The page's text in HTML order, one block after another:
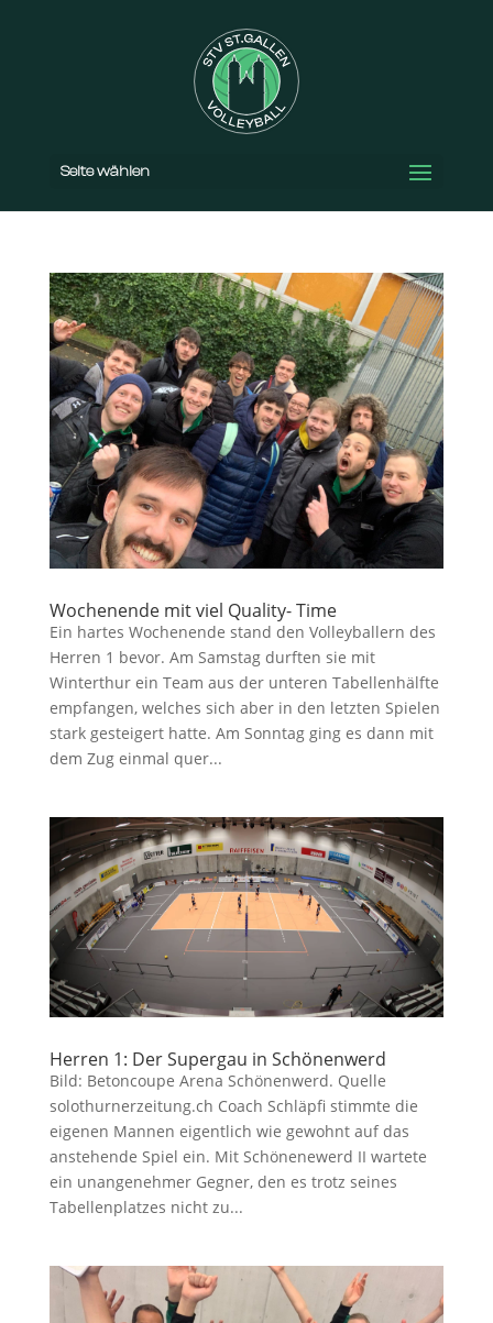
Seite wählen
Wochenende mit viel Quality- Time
Ein hartes Wochenende stand den Volleyballern des
Herren 1 bevor. Am Samstag durften sie mit
Winterthur ein Team aus der unteren Tabellenhälfte
empfangen, welches sich aber in den letzten Spielen
stark gesteigert hatte. Am Sonntag ging es dann mit
dem Zug einmal quer...
Herren 1: Der Supergau in Schönenwerd
Bild: Betoncoupe Arena Schönenwerd. Quelle
solothurnerzeitung.ch Coach Schläpfi stimmte die
eigenen Mannen eigentlich wie gewohnt auf das
anstehende Spiel ein. Mit Schönenewerd II wartete
ein unangenehmer Gegner, den es trotz seines
Tabellenplatzes nicht zu...